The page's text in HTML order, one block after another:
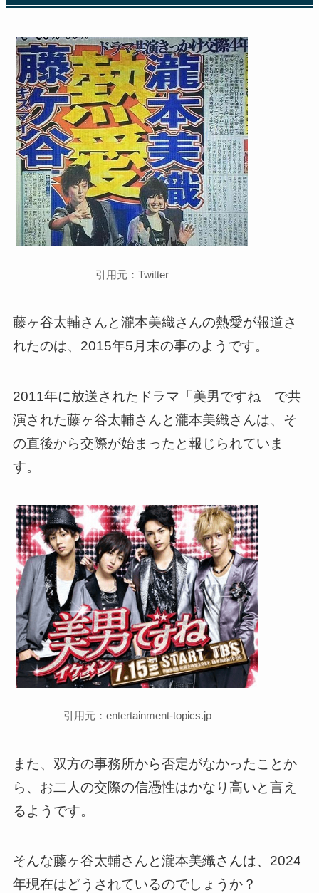
引用元：Twitter
藤ヶ谷太輔さんと瀧本美織さんの熱愛が報道さ
れたのは、2015年5月末の事のようです。
2011年に放送されたドラマ「美男ですね」で共
演された藤ヶ谷太輔さんと瀧本美織さんは、そ
の直後から交際が始まったと報じられていま
す。
引用元：entertainment-topics.jp
また、双方の事務所から否定がなかったことか
ら、お二人の交際の信憑性はかなり高いと言え
るようです。
そんな藤ヶ谷太輔さんと瀧本美織さんは、2024
年現在はどうされているのでしょうか？